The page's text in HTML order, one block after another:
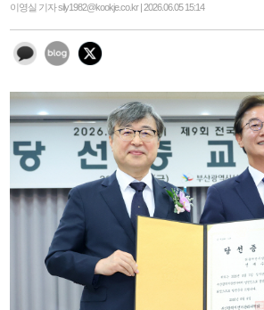
이영실 기자 sily1982@kookje.co.kr | 2026.06.05 15:14